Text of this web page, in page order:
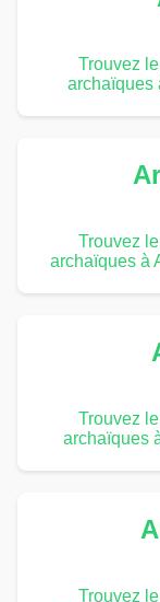
Trouvez
archaïques
Trouvez
archaïques à
Trouvez
archaïques
Trouvez